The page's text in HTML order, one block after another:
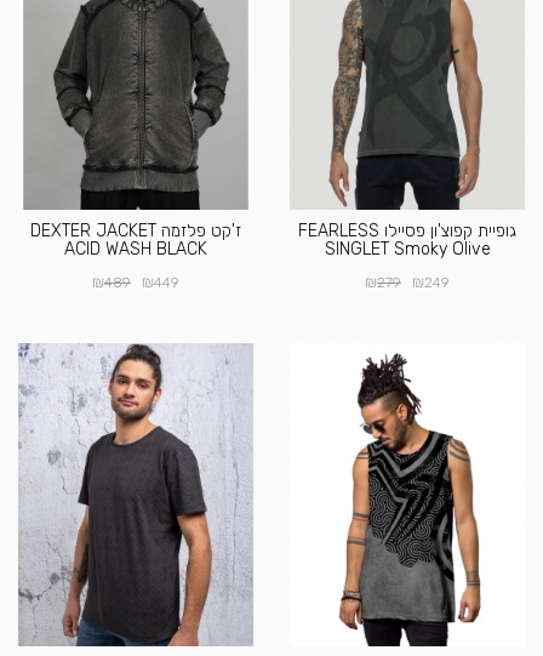
גופיית קפוצ'ון פסיילו FEARLESS
SINGLET Smoky Olive
₪249
₪279
ז'קט פלזמה DEXTER JACKET
ACID WASH BLACK
₪449
₪489